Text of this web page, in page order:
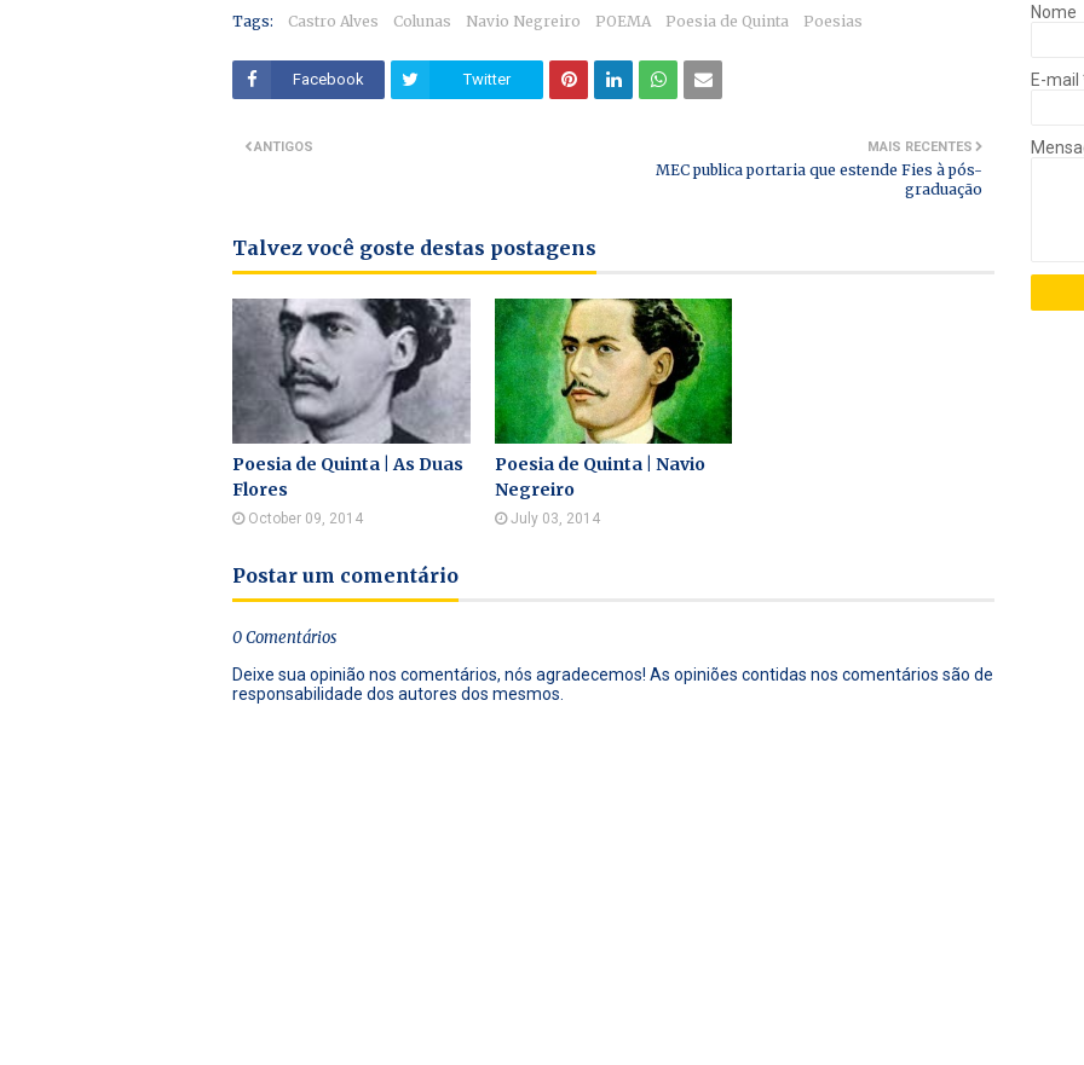
Tags: Castro Alves Colunas Navio Negreiro POEMA Poesia de Quinta Poesias
Facebook Twitter
MAIS RECENTES
MEC publica portaria que estende Fies à pós-
graduação
ANTIGOS
Talvez você goste destas postagens
Poesia de Quinta | As Duas
Flores
October 09, 2014
Poesia de Quinta | Navio
Negreiro
July 03, 2014
Postar um comentário
0 Comentários
Deixe sua opinião nos comentários, nós agradecemos! As opiniões contidas nos comentários são de
responsabilidade dos autores dos mesmos.
Nome
E-mail